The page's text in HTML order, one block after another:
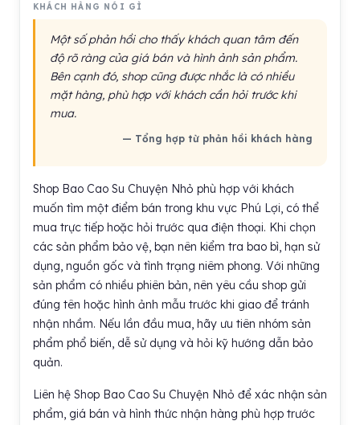
KHÁCH HÀNG NÓI GÌ
Một số phản hồi cho thấy khách quan tâm đến
độ rõ ràng của giá bán và hình ảnh sản phẩm.
Bên cạnh đó, shop cũng được nhắc là có nhiều
mặt hàng, phù hợp với khách cần hỏi trước khi
mua.
— Tổng hợp từ phản hồi khách hàng
Shop Bao Cao Su Chuyện Nhỏ phù hợp với khách
muốn tìm một điểm bán trong khu vực Phú Lợi, có thể
mua trực tiếp hoặc hỏi trước qua điện thoại. Khi chọn
các sản phẩm bảo vệ, bạn nên kiểm tra bao bì, hạn sử
dụng, nguồn gốc và tình trạng niêm phong. Với những
sản phẩm có nhiều phiên bản, nên yêu cầu shop gửi
đúng tên hoặc hình ảnh mẫu trước khi giao để tránh
nhận nhầm. Nếu lần đầu mua, hãy ưu tiên nhóm sản
phẩm phổ biến, dễ sử dụng và hỏi kỹ hướng dẫn bảo
quản.
Liên hệ Shop Bao Cao Su Chuyện Nhỏ để xác nhận sản
phẩm, giá bán và hình thức nhận hàng phù hợp trước